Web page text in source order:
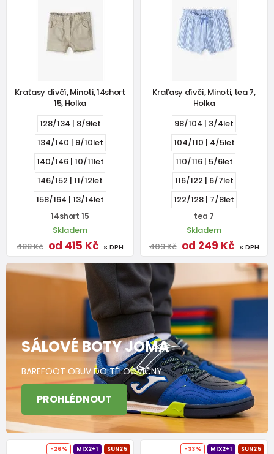
Kraťasy dívčí, Minoti, 14short
15, Holka
128/134 | 8/9let
134/140 | 9/10let
140/146 | 10/11let
146/152 | 11/12let
158/164 | 13/14let
14short 15
Skladem
488 Kč od 415 Kč s DPH
Kraťasy dívčí, Minoti, tea 7,
Holka
98/104 | 3/4let
104/110 | 4/5let
110/116 | 5/6let
116/122 | 6/7let
122/128 | 7/8let
tea 7
Skladem
403 Kč od 249 Kč s DPH
SÁLOVÉ BOTY JOMA
BAREFOOT OBUV DO TĚLOCVIČNY
PROHLÉDNOUT
-26% MIX2+1 SUN25 -33% MIX2+1 SUN25